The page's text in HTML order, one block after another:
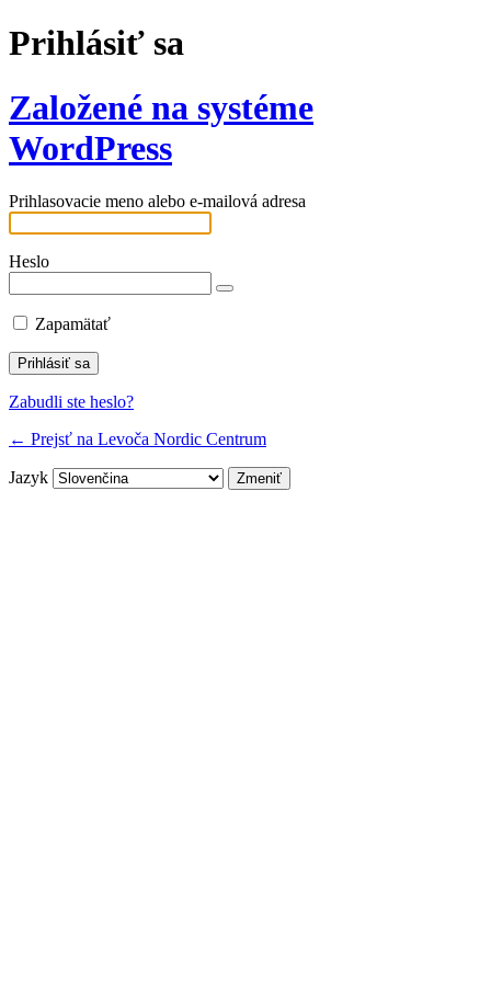
Prihlásiť sa
Založené na systéme
WordPress
Prihlasovacie meno alebo e-mailová adresa
Heslo
Zapamätať
Zabudli ste heslo?
← Prejsť na Levoča Nordic Centrum
Jazyk